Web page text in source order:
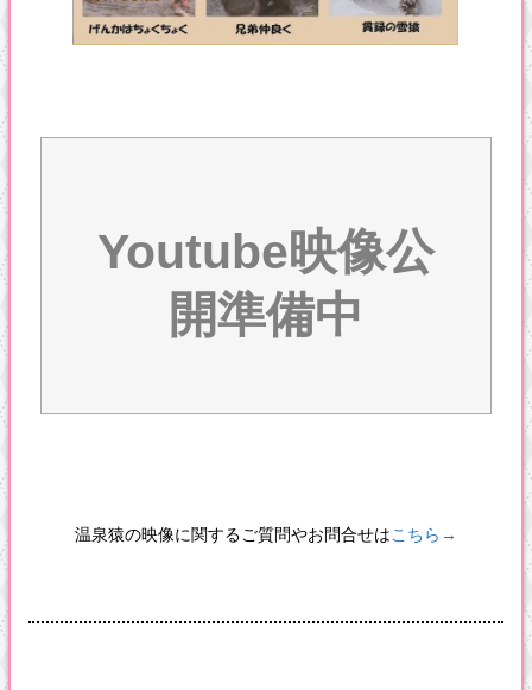
Youtube映像公
開準備中
温泉猿の映像に関するご質問やお問合せはこちら→